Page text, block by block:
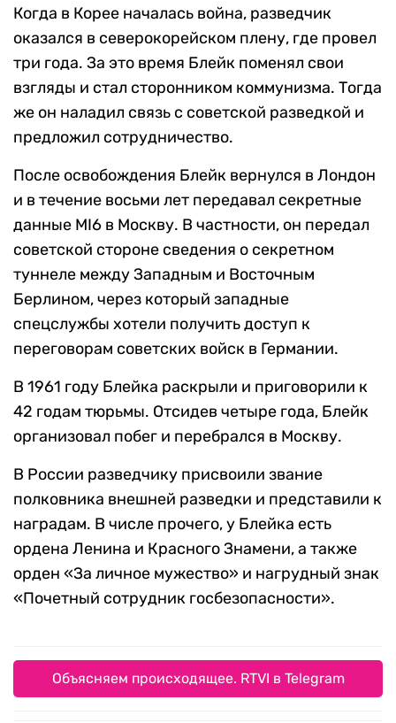
Когда в Корее началась война, разведчик
оказался в северокорейском плену, где провел
три года. За это время Блейк поменял свои
взгляды и стал сторонником коммунизма. Тогда
же он наладил связь с советской разведкой и
предложил сотрудничество.
После освобождения Блейк вернулся в Лондон
и в течение восьми лет передавал секретные
данные MI6 в Москву. В частности, он передал
советской стороне сведения о секретном
туннеле между Западным и Восточным
Берлином, через который западные
спецслужбы хотели получить доступ к
переговорам советских войск в Германии.
В 1961 году Блейка раскрыли и приговорили к
42 годам тюрьмы. Отсидев четыре года, Блейк
организовал побег и перебрался в Москву.
В России разведчику присвоили звание
полковника внешней разведки и представили к
наградам. В числе прочего, у Блейка есть
ордена Ленина и Красного Знамени, а также
орден «За личное мужество» и нагрудный знак
«Почетный сотрудник госбезопасности».
Объясняем происходящее. RTVI в Telegram